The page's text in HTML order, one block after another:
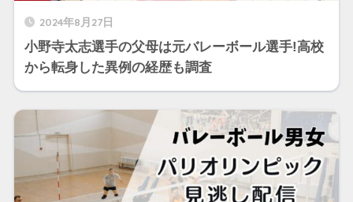
2024年8月27日
小野寺太志選手の父母は元バレーボール選手!高校
から転身した異例の経歴も調査